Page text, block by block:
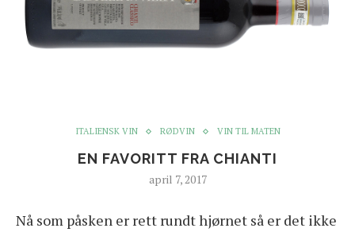
ITALIENSK VIN RØDVIN VIN TIL MATEN
EN FAVORITT FRA CHIANTI
april 7, 2017
Nå som påsken er rett rundt hjørnet så er det ikke